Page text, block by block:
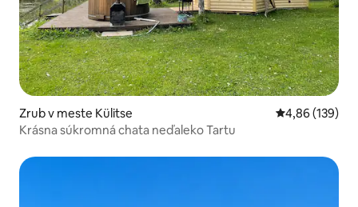
Zrub v meste Külitse Priemerné
4,86 (139)
Krásna súkromná chata neďaleko Tartu